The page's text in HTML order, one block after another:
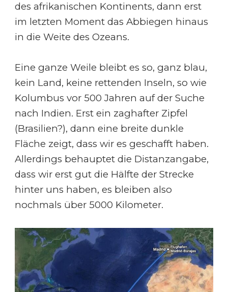
des afrikanischen Kontinents, dann erst
im letzten Moment das Abbiegen hinaus
in die Weite des Ozeans.
Eine ganze Weile bleibt es so, ganz blau,
kein Land, keine rettenden Inseln, so wie
Kolumbus vor 500 Jahren auf der Suche
nach Indien. Erst ein zaghafter Zipfel
(Brasilien?), dann eine breite dunkle
Fläche zeigt, dass wir es geschafft haben.
Allerdings behauptet die Distanzangabe,
dass wir erst gut die Hälfte der Strecke
hinter uns haben, es bleiben also
nochmals über 5000 Kilometer.